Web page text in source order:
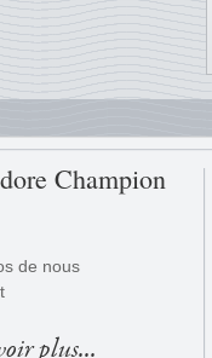
Champion
de nous
plus...